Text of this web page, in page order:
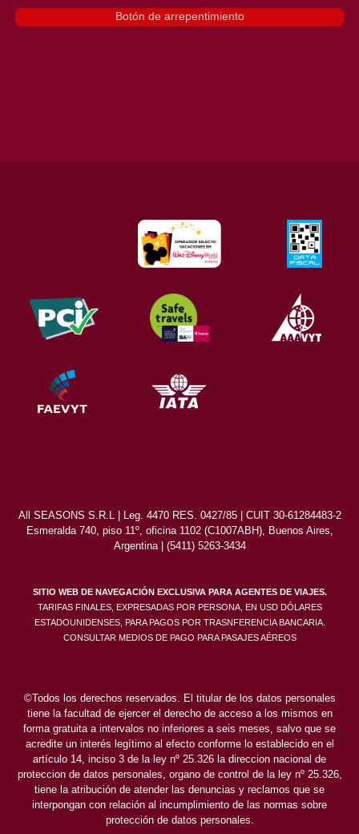
Botón de arrepentimiento
All SEASONS S.R.L | Leg. 4470 RES. 0427/85 | CUIT 30-61284483-2
Esmeralda 740, piso 11º, oficina 1102 (C1007ABH), Buenos Aires,
Argentina | (5411) 5263-3434
SITIO WEB DE NAVEGACIÓN EXCLUSIVA PARA AGENTES DE VIAJES.
TARIFAS FINALES, EXPRESADAS POR PERSONA, EN USD DÓLARES
ESTADOUNIDENSES, PARA PAGOS POR TRASNFERENCIA BANCARIA.
CONSULTAR MEDIOS DE PAGO PARA PASAJES AÉREOS
©Todos los derechos reservados. El titular de los datos personales
tiene la facultad de ejercer el derecho de acceso a los mismos en
forma gratuita a intervalos no inferiores a seis meses, salvo que se
acredite un interés legítimo al efecto conforme lo establecido en el
artículo 14, inciso 3 de la ley nº 25.326 la direccion nacional de
proteccion de datos personales, organo de control de la ley nº 25.326,
tiene la atribución de atender las denuncias y reclamos que se
interpongan con relación al incumplimiento de las normas sobre
protección de datos personales.